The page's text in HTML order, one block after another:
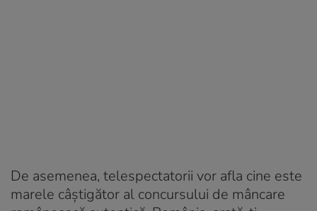
De asemenea, telespectatorii vor afla cine este
marele câștigător al concursului de mâncare